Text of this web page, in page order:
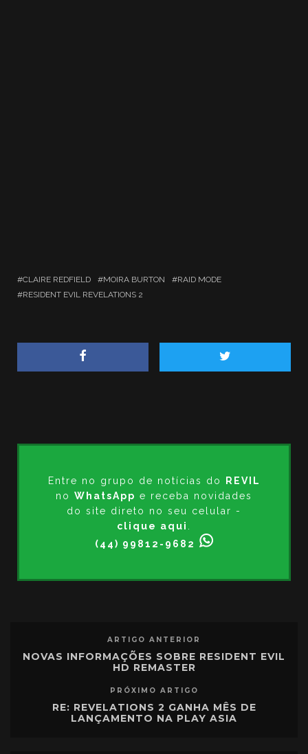
CLAIRE REDFIELD MOIRA BURTON
RAID MODE
RESIDENT EVIL REVELATIONS 2
Entre no grupo de notícias do
REVIL
no WhatsApp e receba novidades
do site direto no seu celular -
clique aqui
(44) 99812-9682
ARTIGO ANTERIOR
NOVAS INFORMAÇÕES SOBRE RESIDENT EVIL
HD REMASTER
PRÓXIMO ARTIGO
RE: REVELATIONS 2 GANHA MÊS DE
LANÇAMENTO NA PLAY ASIA